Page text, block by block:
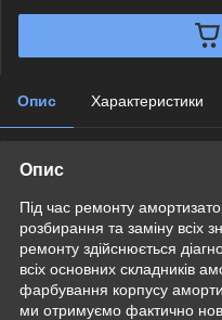
Опис Характеристики
Опис
Під час ремонту
розбирання та заміну всіх
ремонту здійснюється
всіх основних складників
фарбування корпусу
ми отримуємо фактично